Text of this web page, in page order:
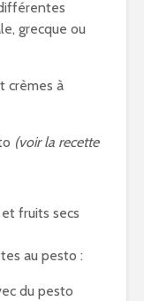
grecque ou
crèmes à
(voir la recette
fruits secs
au pesto :
du pesto